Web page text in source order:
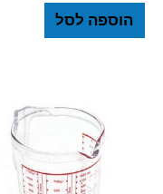
הוספה לסל